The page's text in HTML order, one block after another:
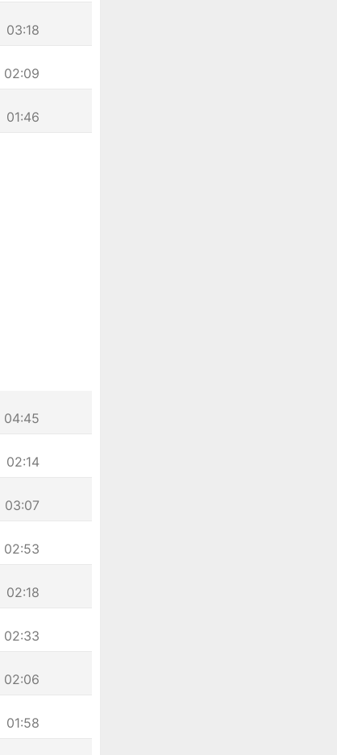
03:18
02:09
01:46
04:45
02:14
03:07
02:53
02:18
02:33
02:06
01:58